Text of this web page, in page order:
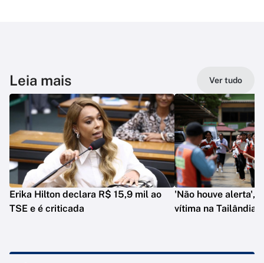
Leia mais Ver tudo
Erika Hilton declara R$ 15,9 mil ao
TSE e é criticada
'Não houve alerta',
vítima na Tailândia